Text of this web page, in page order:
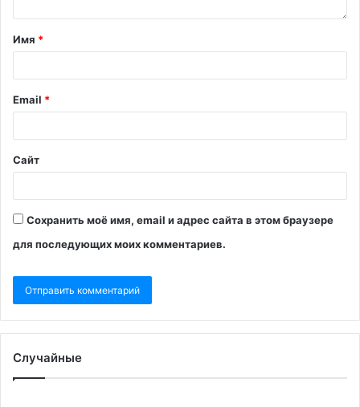
Имя *
Email *
Сайт
Сохранить моё имя, email и адрес сайта в этом браузере
для последующих моих комментариев.
Случайные